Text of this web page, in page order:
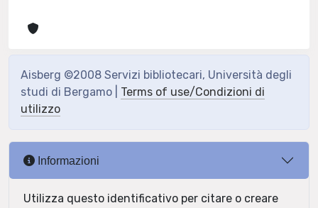
Aisberg ©2008 Servizi bibliotecari, Università degli
studi di Bergamo | Terms of use/Condizioni di
utilizzo
Informazioni
Utilizza questo identificativo per citare o creare